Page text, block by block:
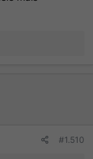
#1.510